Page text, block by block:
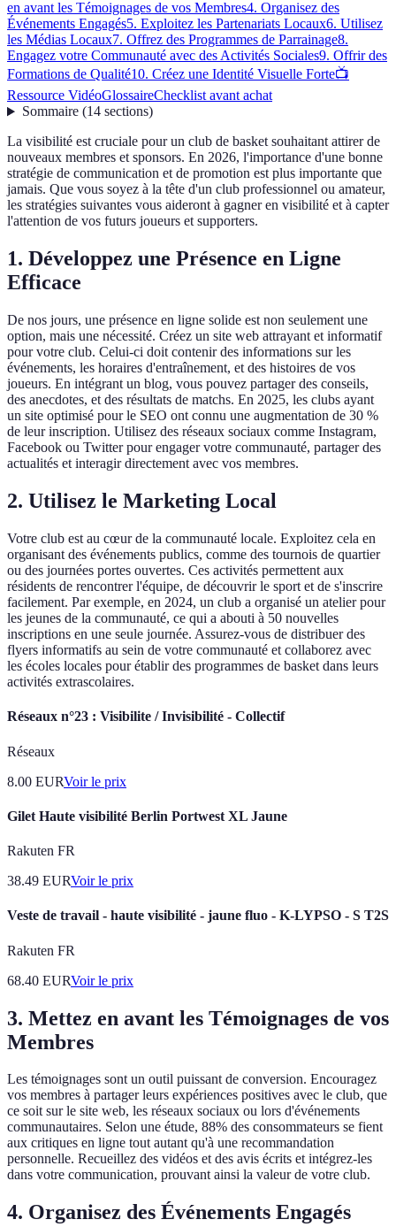
en avant les Témoignages de vos Membres4. Organisez des
Événements Engagés5. Exploitez les Partenariats Locaux6. Utilisez
les Médias Locaux7. Offrez des Programmes de Parrainage8.
Engagez votre Communauté avec des Activités Sociales9. Offrir des
Formations de Qualité10. Créez une Identité Visuelle Forte📺
Ressource VidéoGlossaireChecklist avant achat
Sommaire(14 sections)
La visibilité est cruciale pour un club de basket souhaitant attirer de
nouveaux membres et sponsors. En 2026, l'importance d'une bonne
stratégie de communication et de promotion est plus importante que
jamais. Que vous soyez à la tête d'un club professionnel ou amateur,
les stratégies suivantes vous aideront à gagner en visibilité et à capter
l'attention de vos futurs joueurs et supporters.
1. Développez une Présence en Ligne
Efficace
De nos jours, une présence en ligne solide est non seulement une
option, mais une nécessité. Créez un site web attrayant et informatif
pour votre club. Celui-ci doit contenir des informations sur les
événements, les horaires d'entraînement, et des histoires de vos
joueurs. En intégrant un blog, vous pouvez partager des conseils,
des anecdotes, et des résultats de matchs. En 2025, les clubs ayant
un site optimisé pour le SEO ont connu une augmentation de 30 %
de leur inscription. Utilisez des réseaux sociaux comme Instagram,
Facebook ou Twitter pour engager votre communauté, partager des
actualités et interagir directement avec vos membres.
2. Utilisez le Marketing Local
Votre club est au cœur de la communauté locale. Exploitez cela en
organisant des événements publics, comme des tournois de quartier
ou des journées portes ouvertes. Ces activités permettent aux
résidents de rencontrer l'équipe, de découvrir le sport et de s'inscrire
facilement. Par exemple, en 2024, un club a organisé un atelier pour
les jeunes de la communauté, ce qui a abouti à 50 nouvelles
inscriptions en une seule journée. Assurez-vous de distribuer des
flyers informatifs au sein de votre communauté et collaborez avec
les écoles locales pour établir des programmes de basket dans leurs
activités extrascolaires.
Réseaux n°23 : Visibilite / Invisibilité - Collectif
Réseaux
8.00 EURVoir le prix
Gilet Haute visibilité Berlin Portwest XL Jaune
Rakuten FR
38.49 EURVoir le prix
Veste de travail - haute visibilité - jaune fluo - K-LYPSO - S T2S
Rakuten FR
68.40 EURVoir le prix
3. Mettez en avant les Témoignages de vos
Membres
Les témoignages sont un outil puissant de conversion. Encouragez
vos membres à partager leurs expériences positives avec le club, que
ce soit sur le site web, les réseaux sociaux ou lors d'événements
communautaires. Selon une étude, 88% des consommateurs se fient
aux critiques en ligne tout autant qu'à une recommandation
personnelle. Recueillez des vidéos et des avis écrits et intégrez-les
dans votre communication, prouvant ainsi la valeur de votre club.
4. Organisez des Événements Engagés